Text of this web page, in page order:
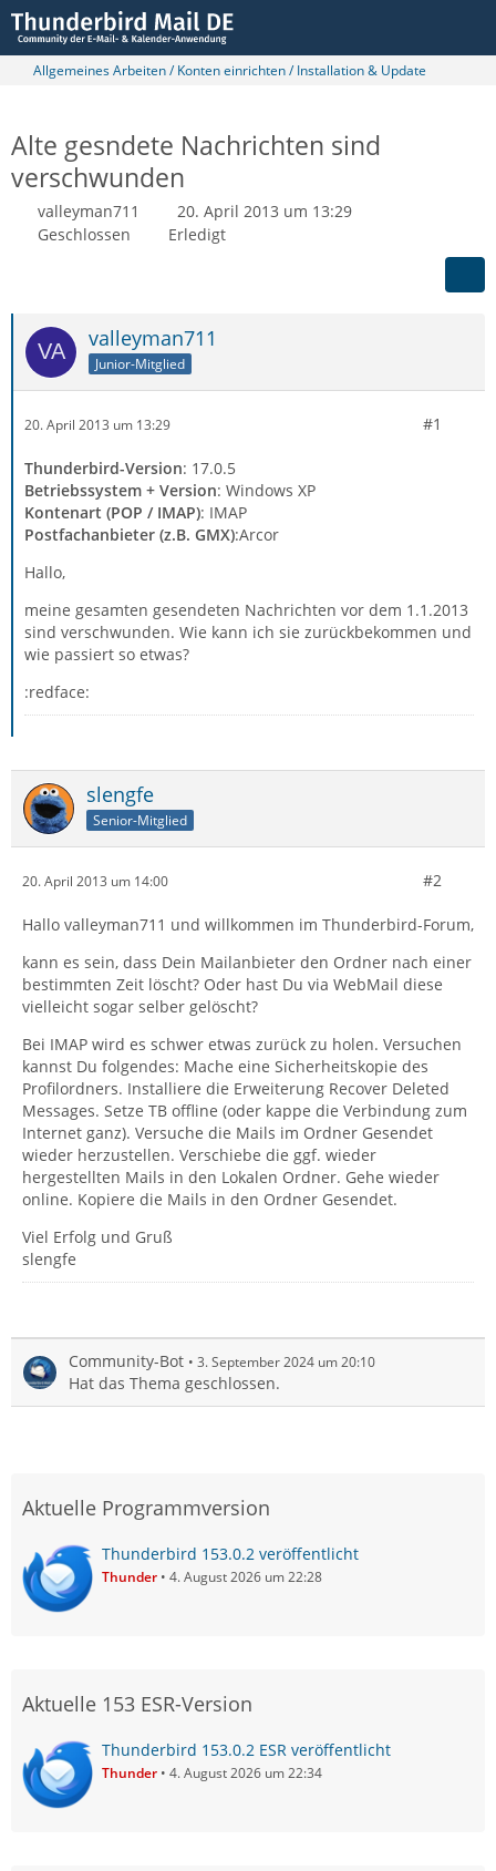
Allgemeines Arbeiten / Konten einrichten / Installation & Update
Alte gesndete Nachrichten sind
verschwunden
valleyman711
20. April 2013 um 13:29
Geschlossen
Erledigt
valleyman711
Junior-Mitglied
20. April 2013 um 13:29 #1
Thunderbird-Version: 17.0.5
Betriebssystem + Version: Windows XP
Kontenart (POP / IMAP): IMAP
Postfachanbieter (z.B. GMX):Arcor
Hallo,
meine gesamten gesendeten Nachrichten vor dem 1.1.2013
sind verschwunden. Wie kann ich sie zurückbekommen und
wie passiert so etwas?
:redface:
slengfe
Senior-Mitglied
20. April 2013 um 14:00 #2
Hallo valleyman711 und willkommen im Thunderbird-Forum,
kann es sein, dass Dein Mailanbieter den Ordner nach einer
bestimmten Zeit löscht? Oder hast Du via WebMail diese
vielleicht sogar selber gelöscht?
Bei IMAP wird es schwer etwas zurück zu holen. Versuchen
kannst Du folgendes: Mache eine Sicherheitskopie des
Profilordners. Installiere die Erweiterung Recover Deleted
Messages. Setze TB offline (oder kappe die Verbindung zum
Internet ganz). Versuche die Mails im Ordner Gesendet
wieder herzustellen. Verschiebe die ggf. wieder
hergestellten Mails in den Lokalen Ordner. Gehe wieder
online. Kopiere die Mails in den Ordner Gesendet.
Viel Erfolg und Gruß
slengfe
Community-Bot 3. September 2024 um 20:10
Hat das Thema geschlossen.
Aktuelle Programmversion
Thunderbird 153.0.2 veröffentlicht
Thunder 4. August 2026 um 22:28
Aktuelle 153 ESR-Version
Thunderbird 153.0.2 ESR veröffentlicht
Thunder 4. August 2026 um 22:34